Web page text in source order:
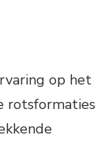
op het
rotsformaties